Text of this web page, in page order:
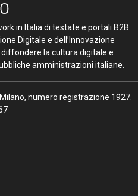
in Italia di testate e portali B2B
Digitale e dell’Innovazione
la cultura digitale e
amministrazioni italiane.
numero registrazione 1927.